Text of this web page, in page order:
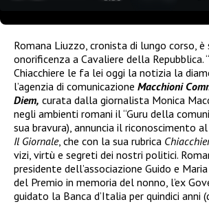
Romana Liuzzo, cronista di lungo corso,
onorificenza a Cavaliere della Repubblica.
Chiacchiere le fa lei oggi la notizia la
l’agenzia di comunicazione Macchioni
Diem, curata dalla giornalista Monica
negli ambienti romani il “Guru della
sua bravura), annuncia il riconoscimento
Il Giornale, che con la sua rubrica
vizi, virtù e segreti dei nostri politici.
presidente dell’associazione Guido e
del Premio in memoria del nonno, l’ex
guidato la Banca d’Italia per quindici anni